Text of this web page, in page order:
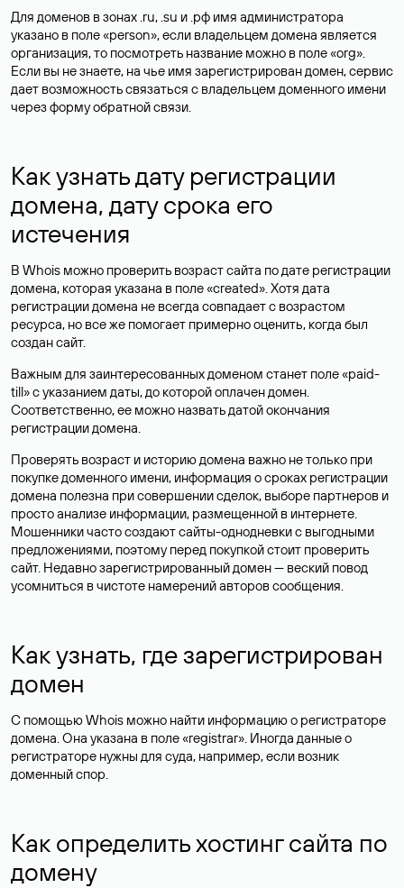
Для доменов в зонах .ru, .su и .рф имя администратора
указано в поле «person», если владельцем домена является
организация, то посмотреть название можно в поле «org».
Если вы не знаете, на чье имя зарегистрирован домен, сервис
дает возможность связаться с владельцем доменного имени
через форму обратной связи.
Как узнать дату регистрации
домена, дату срока его
истечения
В Whois можно проверить возраст сайта по дате регистрации
домена, которая указана в поле «created». Хотя дата
регистрации домена не всегда совпадает с возрастом
ресурса, но все же помогает примерно оценить, когда был
создан сайт.
Важным для заинтересованных доменом станет поле «paid-
till» с указанием даты, до которой оплачен домен.
Соответственно, ее можно назвать датой окончания
регистрации домена.
Проверять возраст и историю домена важно не только при
покупке доменного имени, информация о сроках регистрации
домена полезна при совершении сделок, выборе партнеров и
просто анализе информации, размещенной в интернете.
Мошенники часто создают сайты-однодневки с выгодными
предложениями, поэтому перед покупкой стоит проверить
сайт. Недавно зарегистрированный домен — веский повод
усомниться в чистоте намерений авторов сообщения.
Как узнать, где зарегистрирован
домен
С помощью Whois можно найти информацию о регистраторе
домена. Она указана в поле «registrar». Иногда данные о
регистраторе нужны для суда, например, если возник
доменный спор.
Как определить хостинг сайта по
домену